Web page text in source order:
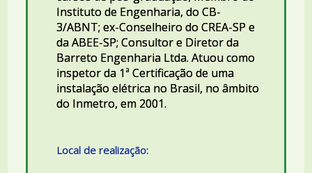
Instituto de Engenharia, do CB-
3/ABNT; ex-Conselheiro do CREA-SP e
da ABEE-SP; Consultor e Diretor da
Barreto Engenharia Ltda. Atuou como
inspetor da 1ª Certificação de uma
instalação elétrica no Brasil, no âmbito
do Inmetro, em 2001.
Local de realização: